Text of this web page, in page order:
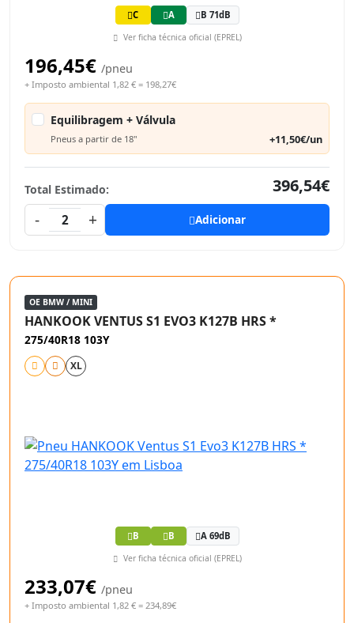
C A B 71dB
Ver ficha técnica oficial (EPREL)
196,45€ /pneu
+ Imposto ambiental 1,82 € = 198,27€
Equilibragem + Válvula
Pneus a partir de 18" +11,50€/un
Total Estimado:
396,54€
-
2 + Adicionar
OE BMW / MINI
HANKOOK VENTUS S1 EVO3 K127B HRS *
275/40R18 103Y
XL
B B A 69dB
Ver ficha técnica oficial (EPREL)
233,07€ /pneu
+ Imposto ambiental 1,82 € = 234,89€